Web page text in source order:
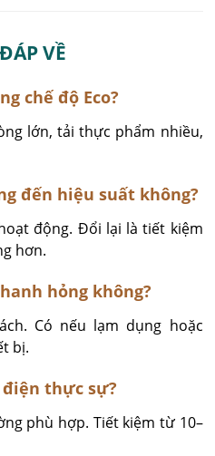
VỀ
chế độ Eco?
lớn, tải thực phẩm nhiều,
đến hiệu suất không?
động. Đổi lại là tiết kiệm
hơn.
hỏng không?
Có nếu lạm dụng hoặc
bị.
thực sự?
phù hợp. Tiết kiệm từ 10–